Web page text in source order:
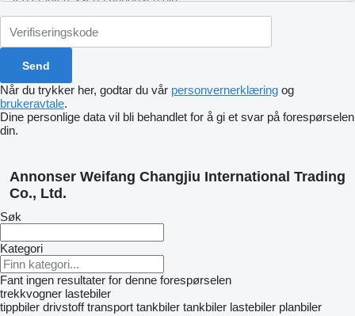
Når du trykker her, godtar du vår personvernerklæring og
brukeravtale.
Dine personlige data vil bli behandlet for å gi et svar på forespørselen
din.
Annonser Weifang Changjiu International Trading
Co., Ltd.
Søk
Kategori
Fant ingen resultater for denne forespørselen
trekkvogner lastebiler
tippbiler drivstoff transport tankbiler tankbiler lastebiler planbiler